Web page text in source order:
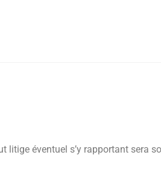
litige éventuel s’y rapportant sera